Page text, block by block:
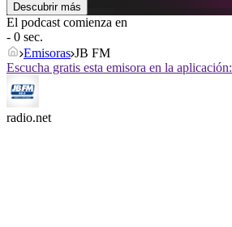
Descubrir más
El podcast comienza en
- 0 sec.
Emisoras JB FM
Escucha gratis esta emisora en la aplicación:
radio.net